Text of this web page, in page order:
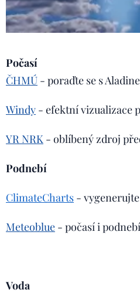
Počasí
ČHMÚ - poraďte se s
Windy - efektní vizualizace
YR NRK - oblíbený zdroj
Podnebí
ClimateCharts -
Meteoblue - počasí i podnebí
Voda